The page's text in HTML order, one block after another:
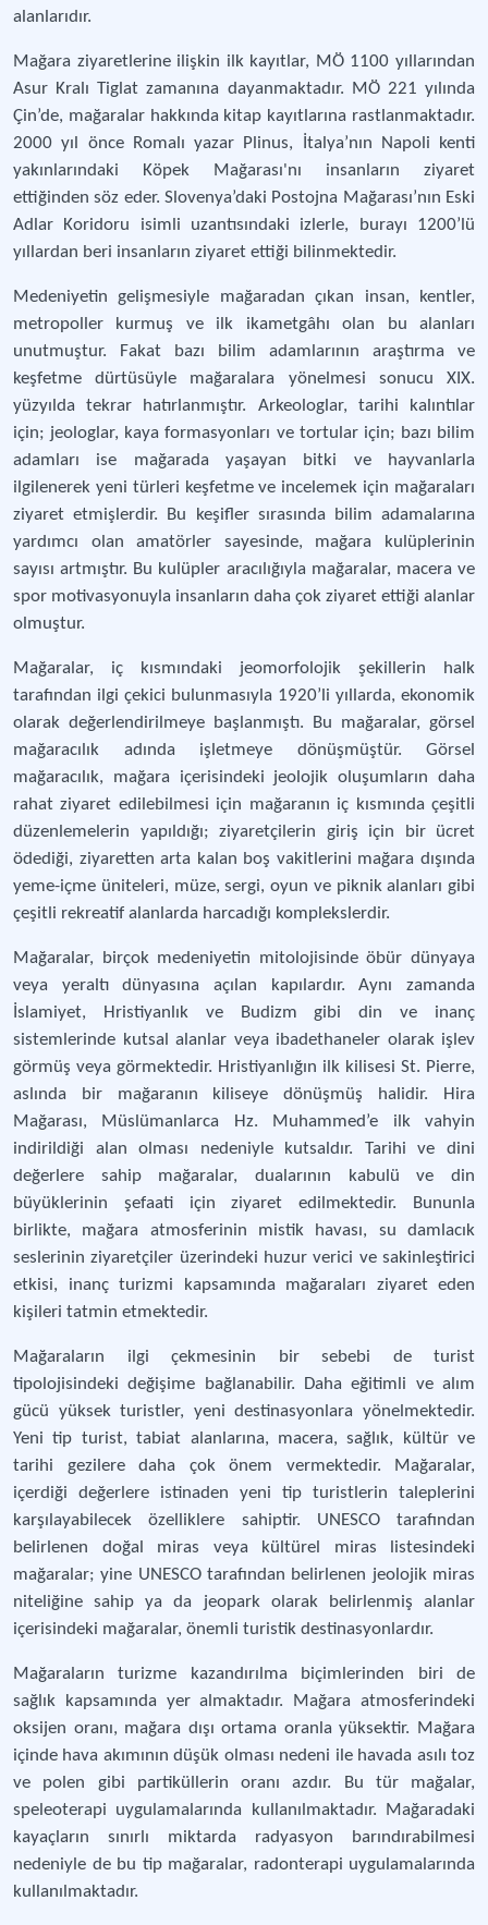
alanlarıdır.
Mağara ziyaretlerine ilişkin ilk kayıtlar, MÖ 1100 yıllarından
Asur Kralı Tiglat zamanına dayanmaktadır. MÖ 221 yılında
Çin’de, mağaralar hakkında kitap kayıtlarına rastlanmaktadır.
2000 yıl önce Romalı yazar Plinus, İtalya’nın Napoli kenti
yakınlarındaki Köpek Mağarası'nı insanların ziyaret
ettiğinden söz eder. Slovenya’daki Postojna Mağarası’nın Eski
Adlar Koridoru isimli uzantısındaki izlerle, burayı 1200’lü
yıllardan beri insanların ziyaret ettiği bilinmektedir.
Medeniyetin gelişmesiyle mağaradan çıkan insan, kentler,
metropoller kurmuş ve ilk ikametgâhı olan bu alanları
unutmuştur. Fakat bazı bilim adamlarının araştırma ve
keşfetme dürtüsüyle mağaralara yönelmesi sonucu XIX.
yüzyılda tekrar hatırlanmıştır. Arkeologlar, tarihi kalıntılar
için; jeologlar, kaya formasyonları ve tortular için; bazı bilim
adamları ise mağarada yaşayan bitki ve hayvanlarla
ilgilenerek yeni türleri keşfetme ve incelemek için mağaraları
ziyaret etmişlerdir. Bu keşifler sırasında bilim adamalarına
yardımcı olan amatörler sayesinde, mağara kulüplerinin
sayısı artmıştır. Bu kulüpler aracılığıyla mağaralar, macera ve
spor motivasyonuyla insanların daha çok ziyaret ettiği alanlar
olmuştur.
Mağaralar, iç kısmındaki jeomorfolojik şekillerin halk
tarafından ilgi çekici bulunmasıyla 1920’li yıllarda, ekonomik
olarak değerlendirilmeye başlanmıştı. Bu mağaralar, görsel
mağaracılık adında işletmeye dönüşmüştür. Görsel
mağaracılık, mağara içerisindeki jeolojik oluşumların daha
rahat ziyaret edilebilmesi için mağaranın iç kısmında çeşitli
düzenlemelerin yapıldığı; ziyaretçilerin giriş için bir ücret
ödediği, ziyaretten arta kalan boş vakitlerini mağara dışında
yeme-içme üniteleri, müze, sergi, oyun ve piknik alanları gibi
çeşitli rekreatif alanlarda harcadığı komplekslerdir.
Mağaralar, birçok medeniyetin mitolojisinde öbür dünyaya
veya yeraltı dünyasına açılan kapılardır. Aynı zamanda
İslamiyet, Hristiyanlık ve Budizm gibi din ve inanç
sistemlerinde kutsal alanlar veya ibadethaneler olarak işlev
görmüş veya görmektedir. Hristiyanlığın ilk kilisesi St. Pierre,
aslında bir mağaranın kiliseye dönüşmüş halidir. Hira
Mağarası, Müslümanlarca Hz. Muhammed’e ilk vahyin
indirildiği alan olması nedeniyle kutsaldır. Tarihi ve dini
değerlere sahip mağaralar, dualarının kabulü ve din
büyüklerinin şefaati için ziyaret edilmektedir. Bununla
birlikte, mağara atmosferinin mistik havası, su damlacık
seslerinin ziyaretçiler üzerindeki huzur verici ve sakinleştirici
etkisi, inanç turizmi kapsamında mağaraları ziyaret eden
kişileri tatmin etmektedir.
Mağaraların ilgi çekmesinin bir sebebi de turist
tipolojisindeki değişime bağlanabilir. Daha eğitimli ve alım
gücü yüksek turistler, yeni destinasyonlara yönelmektedir.
Yeni tip turist, tabiat alanlarına, macera, sağlık, kültür ve
tarihi gezilere daha çok önem vermektedir. Mağaralar,
içerdiği değerlere istinaden yeni tip turistlerin taleplerini
karşılayabilecek özelliklere sahiptir. UNESCO tarafından
belirlenen doğal miras veya kültürel miras listesindeki
mağaralar; yine UNESCO tarafından belirlenen jeolojik miras
niteliğine sahip ya da jeopark olarak belirlenmiş alanlar
içerisindeki mağaralar, önemli turistik destinasyonlardır.
Mağaraların turizme kazandırılma biçimlerinden biri de
sağlık kapsamında yer almaktadır. Mağara atmosferindeki
oksijen oranı, mağara dışı ortama oranla yüksektir. Mağara
içinde hava akımının düşük olması nedeni ile havada asılı toz
ve polen gibi partiküllerin oranı azdır. Bu tür mağalar,
speleoterapi uygulamalarında kullanılmaktadır. Mağaradaki
kayaçların sınırlı miktarda radyasyon barındırabilmesi
nedeniyle de bu tip mağaralar, radonterapi uygulamalarında
kullanılmaktadır.